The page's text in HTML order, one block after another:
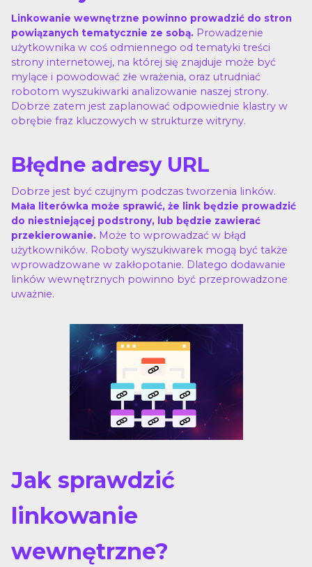
Linkowanie wewnętrzne powinno prowadzić do stron
powiązanych tematycznie ze sobą. Prowadzenie
użytkownika w coś odmiennego od tematyki treści
strony internetowej, na której się znajduje może być
mylące i powodować złe wrażenia, oraz utrudniać
robotom wyszukiwarki analizowanie naszej strony.
Dobrze zatem jest zaplanować odpowiednie klastry w
obrębie fraz kluczowych w strukturze witryny.
Błędne adresy URL
Dobrze jest być czujnym podczas tworzenia linków.
Mała literówka może sprawić, że link będzie prowadzić
do niestniejącej podstrony, lub będzie zawierać
przekierowanie. Może to wprowadzać w błąd
użytkowników. Roboty wyszukiwarek mogą być także
wprowadzowane w zakłopotanie. Dlatego dodawanie
linków wewnętrznych powinno być przeprowadzone
uważnie.
Jak sprawdzić
linkowanie
wewnętrzne?